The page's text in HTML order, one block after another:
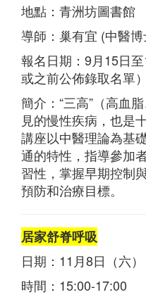
地點：青洲坊圖書館
導師：巢有宜 (中醫博
報名日期：9月15日
或之前公佈錄取名單）
簡介：“三高”（高血
見的慢性疾病，也是
講座以中醫理論為基
通的特性，指導參加
習性，掌握早期控制
預防和治療目標。
居家舒脊呼吸
日期：11月8日（六）
時間：15:00-17:00